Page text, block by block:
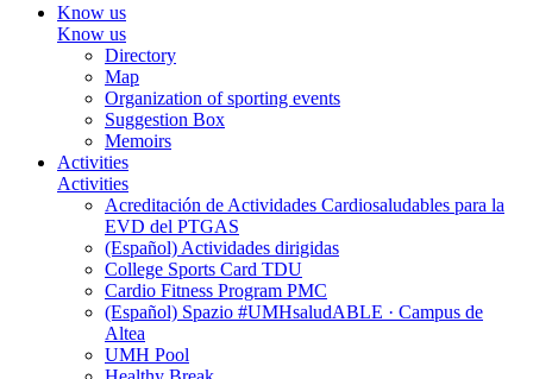
Know us
Know us
Directory
Map
Organization of sporting events
Suggestion Box
Memoirs
Activities
Activities
Acreditación de Actividades Cardiosaludables para la
EVD del PTGAS
(Español) Actividades dirigidas
College Sports Card TDU
Cardio Fitness Program PMC
(Español) Spazio #UMHsaludABLE · Campus de
Altea
UMH Pool